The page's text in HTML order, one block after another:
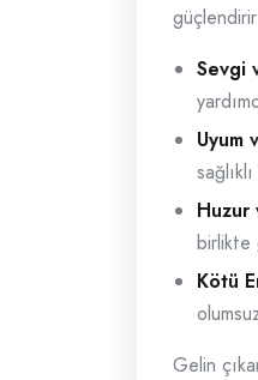
Sevgi
Uyum
Huzur
birlikte
Kötü
Gelin